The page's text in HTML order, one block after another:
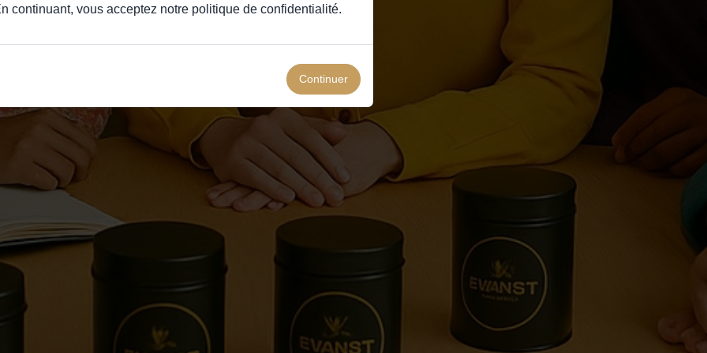
continuant, vous acceptez notre politique de confidentialité.
Continuer